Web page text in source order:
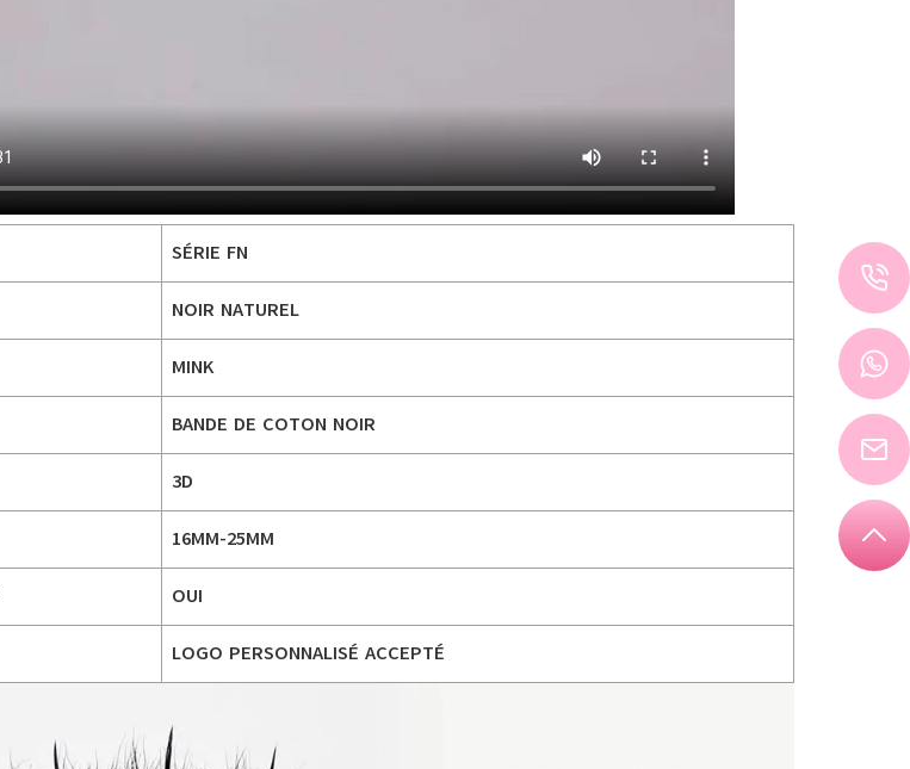
SÉRIE FN
NOIR NATUREL
MINK
BANDE DE COTON NOIR
3D
16MM-25MM
OUI
LOGO PERSONNALISÉ ACCEPTÉ